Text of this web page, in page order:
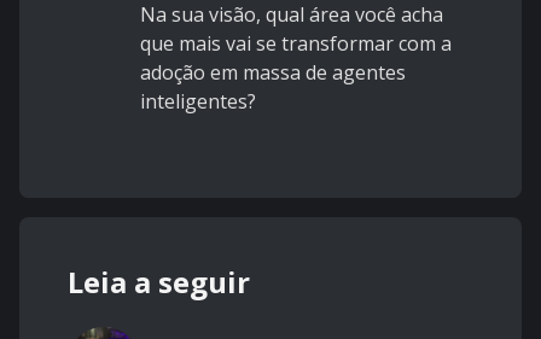
Na sua visão, qual área você acha
que mais vai se transformar com a
adoção em massa de agentes
inteligentes?
Leia a seguir